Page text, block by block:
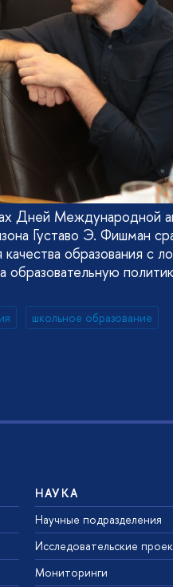
Международной
Густаво Э. Фишман
образования с
образовательную
школьное образование
НАУКА
Научные подразделения
Исследовательские
Мониторинги